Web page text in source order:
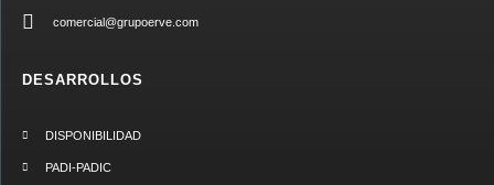
comercial@grupoerve.com
DESARROLLOS
DISPONIBILIDAD
PADI-PADIC